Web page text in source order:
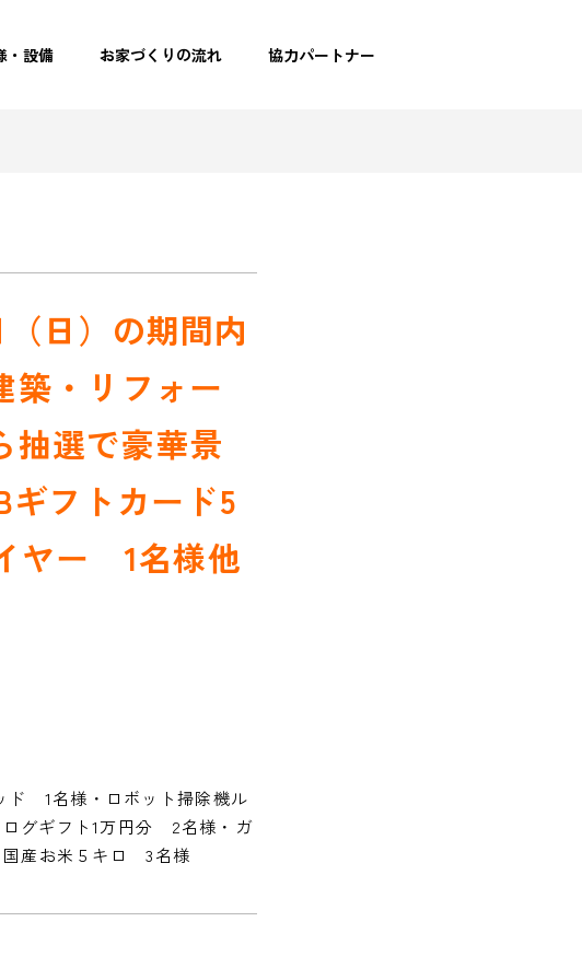
・設備 お家づくりの流れ 協力パートナー
（日）の期間内
築・リフォー
抽選で豪華景
フトカード5
ヤー 1名様他
ド 1名様・ロボット掃除機ル
グギフト1万円分 2名様・ガ
産お米５キロ 3名様